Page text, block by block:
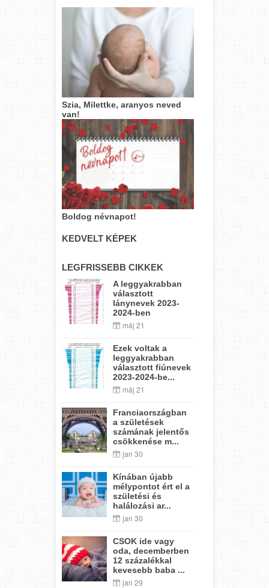
Szia, Milettke, aranyos neved
van!
Boldog névnapot!
KEDVELT KÉPEK
LEGFRISSEBB CIKKEK
A leggyakrabban
választott
lánynevek 2023-
2024-ben
máj 21
Ezek voltak a
leggyakrabban
választott fiúnevek
2023-2024-be...
máj 21
Franciaországban
a születések
számának jelentős
csökkenése m...
jan 30
Kínában újabb
mélypontot ért el a
születési és
halálozási ar...
jan 30
CSOK ide vagy
oda, decemberben
12 százalékkal
kevesebb baba ...
jan 29